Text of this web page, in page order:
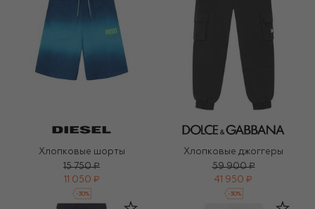
Хлопковые шорты
15 750 ₽
11 050 ₽
-30%
Хлопковые джоггеры
59 900 ₽
41 950 ₽
-30%